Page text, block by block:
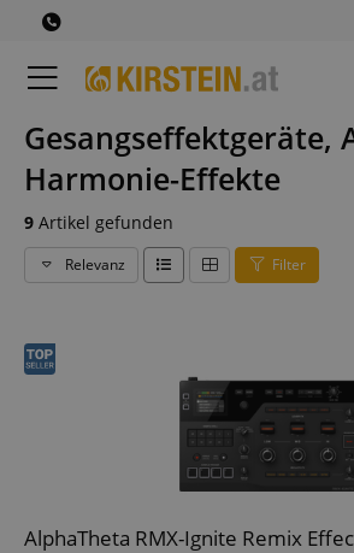
Gesangseffektgeräte,
Harmonie-Effekte
9 Artikel gefunden
Relevanz Filter
AlphaTheta RMX-Ignite Remix